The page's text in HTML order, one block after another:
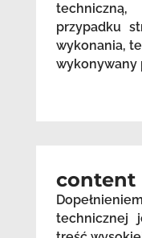
przypadku
wykonania,
wykonywany
content
technicznej